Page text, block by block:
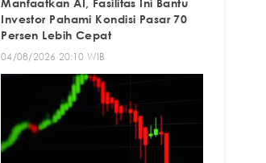
Manfaatkan AI, Fasilitas Ini Bantu
Investor Pahami Kondisi Pasar 70
Persen Lebih Cepat
04/08/2026 20:10 WIB